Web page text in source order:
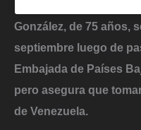
González, de 75 años,
septiembre luego de
Embajada de Países
pero asegura que
de Venezuela.